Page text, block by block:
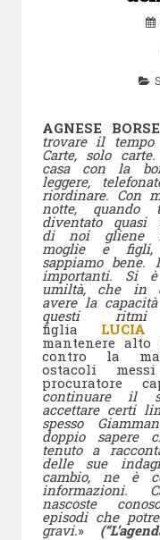
AGNESE
trovare il tempo
Carte, solo
casa con la
leggere,
riordinare. Con
notte,
diventato quasi
di noi gliene
moglie e
sappiamo
importanti. Si
umiltà, che in
avere la
questi ritmi
figlia LUCIA
mantenere
contro la
ostacoli
procuratore
continuare il
accettare certi
spesso
doppio sapere
tenuto a
delle sue
cambio, ne è
informazioni.
nascoste
episodi che
gravi.»